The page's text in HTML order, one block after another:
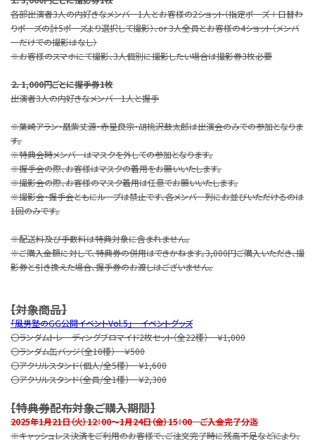
各部出演者3人の内好きなメンバー1人とお客様の2ショット（指定ポーズ＋日替わ
りポーズの計5ポーズより選択して撮影）、or 3人全員とお客様の4ショット（メンバ
ーだけでの撮影はなし）
※お客様のスマホにて撮影、3人個別に撮影したい場合は撮影券3枚必要
２．1,000円ごとに握手券1枚
出演者3人の内好きなメンバー1人と握手
※葉崎アラン・凰紫丈源・赤星良宗・胡桃沢鼓太郎は出演会のみでの参加となりま
す。
※特典会時メンバーはマスクを外しての参加となります。
※握手会の際、お客様はマスクの着用をお願いいたします。
※撮影会の際、お客様のマスク着用は任意でお願いいたします。
※撮影会・握手会ともにループは禁止です、各メンバー列にお並びいただけるのは
1回のみです。
※配送料及び手数料は特典対象に含まれません。
※ご購入金額に対して、特典券の併用はできかねます。3,000円ご購入いただき、撮
影券と引き換えた場合、握手券のお渡しはございません。
【対象商品】
「風男塾のGG公開イベントVol.5」 イベントグッズ
〇ランダムトレーディングブロマイド2枚セット（全22種） ￥1,000
〇ランダム缶バッジ（全10種） ￥500
〇アクリルスタンド（個人/全5種） ￥1,600
〇アクリルスタンド（全員/全1種） ￥2,300
【特典券配布対象ご購入期間】
2025年1月21日（火）12：00～1月24日（金）15：00 ご入金完了分迄
※キャッシュレス決済をご利用のお客様で、ご注文完了時に残高不足などにより、